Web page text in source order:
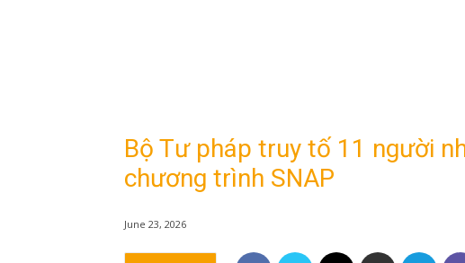
Bộ Tư pháp truy tố 11 người
chương trình SNAP
June 23, 2026